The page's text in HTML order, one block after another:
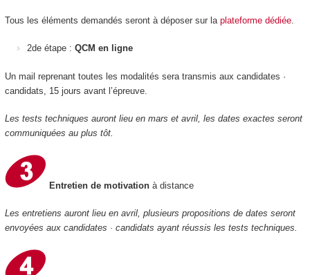
Tous les éléments demandés seront à déposer sur la plateforme dédiée.
2de étape : QCM en ligne
Un mail reprenant toutes les modalités sera transmis aux candidates ·
candidats, 15 jours avant l’épreuve.
Les tests techniques auront lieu en mars et avril, les dates exactes seront
communiquées au plus tôt.
Entretien de motivation à distance
Les entretiens auront lieu en avril, plusieurs propositions de dates seront
envoyées aux candidates · candidats ayant réussis les tests techniques.